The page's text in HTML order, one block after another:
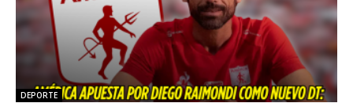
DEPORTE